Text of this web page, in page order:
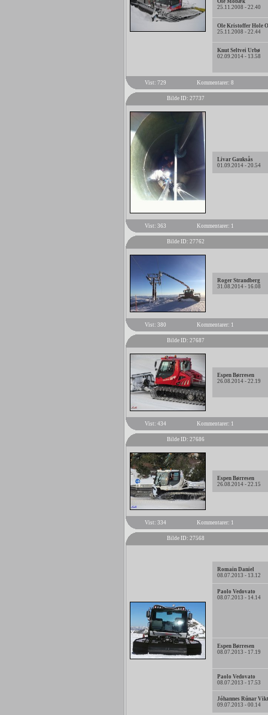
Ole Mobæk
25.11.2008 - 22.40
Ole Kristoffer Hole
25.11.2008 - 22.44
Knut Seltvei Urbø
02.09.2014 - 13.58
Vist: 729 Kommentarer: 8
Bilde ID: 27737
Livar Gauksås
01.09.2014 - 20.54
Vist: 363 Kommentarer: 1
Bilde ID: 27762
Roger Strandberg
31.08.2014 - 16.08
Vist: 380 Kommentarer: 1
Bilde ID: 27687
Espen Børresen
26.08.2014 - 22.19
Vist: 434 Kommentarer: 1
Bilde ID: 27686
Espen Børresen
26.08.2014 - 22.15
Vist: 334 Kommentarer: 1
Bilde ID: 27568
Romain Daniel
08.07.2013 - 13.12
Paolo Vedovato
08.07.2013 - 14.14
Espen Børresen
08.07.2013 - 17.19
Paolo Vedovato
08.07.2013 - 17.53
Jóhannes Rúnar
09.07.2013 - 00.14